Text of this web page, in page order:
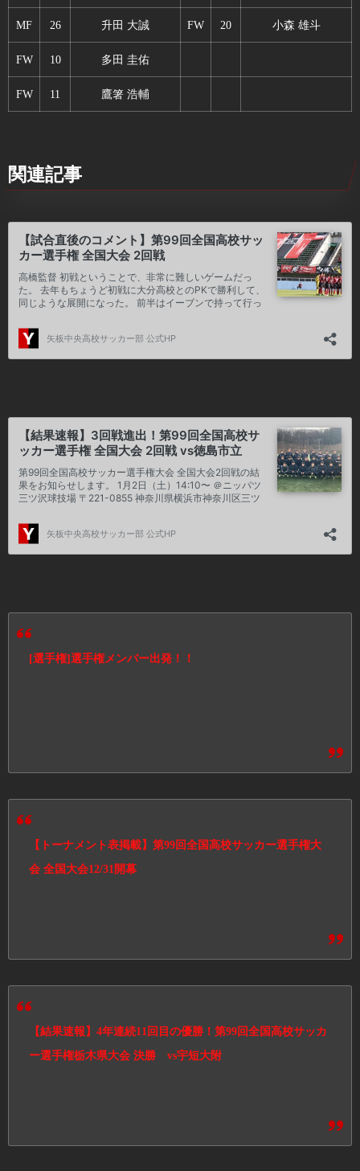
MF 26 升田 大誠 FW 20 小森 雄斗
FW 10 多田 圭佑
FW 11 鷹箸 浩輔
関連記事
[選手権]選手権メンバー出発！！
【トーナメント表掲載】第99回全国高校サッカー選手権大
会 全国大会12/31開幕
【結果速報】4年連続11回目の優勝！第99回全国高校サッカ
ー選手権栃木県大会 決勝 vs宇短大附